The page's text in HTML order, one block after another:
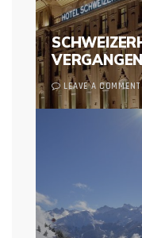
LEAVE A COMMENT